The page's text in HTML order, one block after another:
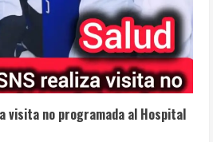
visita no programada al Hospital